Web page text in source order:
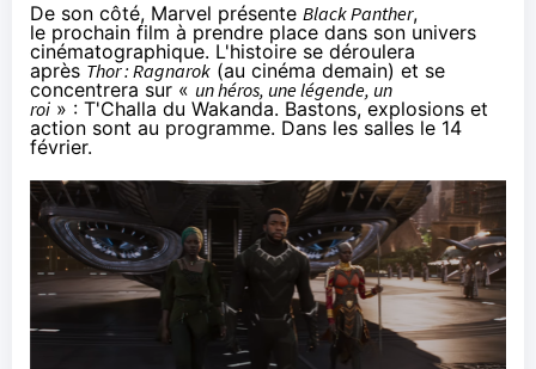
De son côté, Marvel présente Black Panther,
le prochain film à prendre place dans son univers
cinématographique. L'histoire se déroulera
après Thor : Ragnarok (au cinéma demain) et se
concentrera sur « un héros, une légende, un
roi » : T'Challa du Wakanda. Bastons, explosions et
action sont au programme. Dans les salles le 14
février.